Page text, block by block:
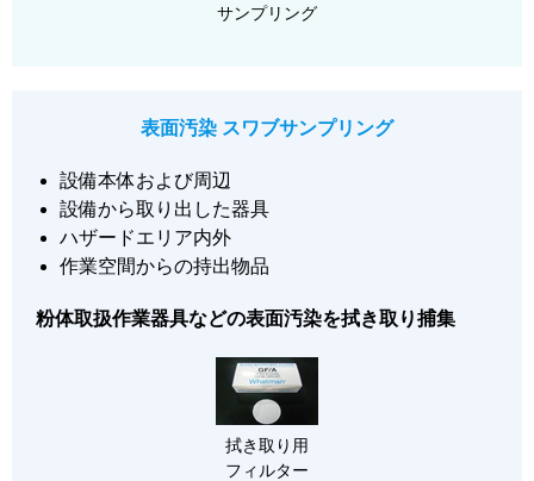
サンプリング
表面汚染 スワブサンプリング
設備本体および周辺
設備から取り出した器具
ハザードエリア内外
作業空間からの持出物品
粉体取扱作業器具などの表面汚染を拭き取り捕集
拭き取り用
フィルター